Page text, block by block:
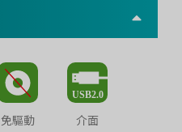
免驅動 介面